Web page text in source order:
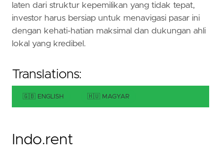
laten dari struktur kepemilikan yang tidak tepat,
investor harus bersiap untuk menavigasi pasar ini
dengan kehati-hatian maksimal dan dukungan ahli
lokal yang kredibel.
Translations:
🇬🇧 ENGLISH 🇭🇺 MAGYAR
Indo.rent